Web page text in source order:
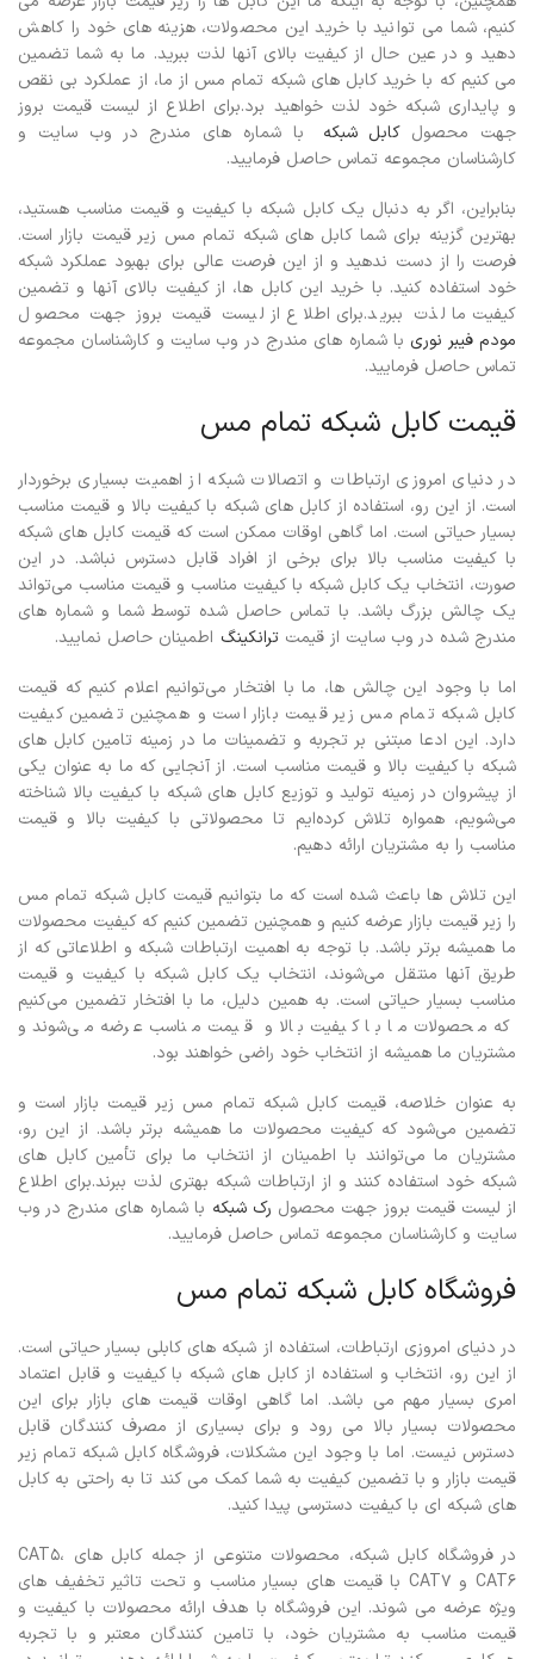
کنیم، شما می توانید با خرید این محصولات، هزینه های خود را کاهش
دهید و در عین حال از کیفیت بالای آنها لذت ببرید. ما به شما تضمین
می کنیم که با خرید کابل های شبکه تمام مس از ما، از عملکرد بی نقص
و پایداری شبکه خود لذت خواهید برد.برای اطلاع از لیست قیمت بروز
جهت محصول کابل شبکه با شماره های مندرج در وب سایت و
کارشناسان مجموعه تماس حاصل فرمایید.
بنابراین، اگر به دنبال یک کابل شبکه با کیفیت و قیمت مناسب هستید،
بهترین گزینه برای شما کابل های شبکه تمام مس زیر قیمت بازار است.
فرصت را از دست ندهید و از این فرصت عالی برای بهبود عملکرد شبکه
خود استفاده کنید. با خرید این کابل ها، از کیفیت بالای آنها و تضمین
کیفیت ما لذت ببرید.برای اطلاع از لیست قیمت بروز جهت محصول
مودم فیبر نوری با شماره های مندرج در وب سایت و کارشناسان مجموعه
تماس حاصل فرمایید.
قیمت کابل شبکه تمام مس
در دنیای امروزی ارتباطات و اتصالات شبکه از اهمیت بسیاری برخوردار
است. از این رو، استفاده از کابل های شبکه با کیفیت بالا و قیمت مناسب
بسیار حیاتی است. اما گاهی اوقات ممکن است که قیمت کابل های شبکه
با کیفیت مناسب بالا برای برخی از افراد قابل دسترس نباشد. در این
صورت، انتخاب یک کابل شبکه با کیفیت مناسب و قیمت مناسب می‌تواند
یک چالش بزرگ باشد. با تماس حاصل شده توسط شما و شماره های
مندرج شده در وب سایت از قیمت ترانکینگ اطمینان حاصل نمایید.
اما با وجود این چالش ها، ما با افتخار می‌توانیم اعلام کنیم که قیمت
کابل شبکه تمام مس زیر قیمت بازار است و همچنین تضمین کیفیت
دارد. این ادعا مبتنی بر تجربه و تضمینات ما در زمینه تامین کابل های
شبکه با کیفیت بالا و قیمت مناسب است. از آنجایی که ما به عنوان یکی
از پیشروان در زمینه تولید و توزیع کابل های شبکه با کیفیت بالا شناخته
می‌شویم، همواره تلاش کرده‌ایم تا محصولاتی با کیفیت بالا و قیمت
مناسب را به مشتریان ارائه دهیم.
این تلاش ها باعث شده است که ما بتوانیم قیمت کابل شبکه تمام مس
را زیر قیمت بازار عرضه کنیم و همچنین تضمین کنیم که کیفیت محصولات
ما همیشه برتر باشد. با توجه به اهمیت ارتباطات شبکه و اطلاعاتی که از
طریق آنها منتقل می‌شوند، انتخاب یک کابل شبکه با کیفیت و قیمت
مناسب بسیار حیاتی است. به همین دلیل، ما با افتخار تضمین می‌کنیم
که محصولات ما با کیفیت بالا و قیمت مناسب عرضه می‌شوند و
مشتریان ما همیشه از انتخاب خود راضی خواهند بود.
به عنوان خلاصه، قیمت کابل شبکه تمام مس زیر قیمت بازار است و
تضمین می‌شود که کیفیت محصولات ما همیشه برتر باشد. از این رو،
مشتریان ما می‌توانند با اطمینان از انتخاب ما برای تأمین کابل های
شبکه خود استفاده کنند و از ارتباطات شبکه بهتری لذت ببرند.برای اطلاع
از لیست قیمت بروز جهت محصول رک شبکه با شماره های مندرج در وب
سایت و کارشناسان مجموعه تماس حاصل فرمایید.
فروشگاه کابل شبکه تمام مس
در دنیای امروزی ارتباطات، استفاده از شبکه های کابلی بسیار حیاتی است.
از این رو، انتخاب و استفاده از کابل های شبکه با کیفیت و قابل اعتماد
امری بسیار مهم می باشد. اما گاهی اوقات قیمت های بازار برای این
محصولات بسیار بالا می رود و برای بسیاری از مصرف کنندگان قابل
دسترس نیست. اما با وجود این مشکلات، فروشگاه کابل شبکه تمام زیر
قیمت بازار و با تضمین کیفیت به شما کمک می کند تا به راحتی به کابل
های شبکه ای با کیفیت دسترسی پیدا کنید.
در فروشگاه کابل شبکه، محصولات متنوعی از جمله کابل های CAT5،
CAT6 و CAT7 با قیمت های بسیار مناسب و تحت تاثیر تخفیف های
ویژه عرضه می شوند. این فروشگاه با هدف ارائه محصولات با کیفیت و
قیمت مناسب به مشتریان خود، با تامین کنندگان معتبر و با تجربه